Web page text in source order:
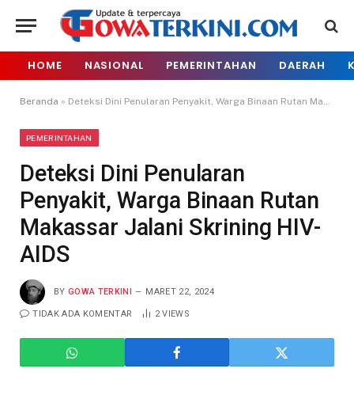
HOME NASIONAL PEMERINTAHAN DAERAH
Beranda » Deteksi Dini Penularan Penyakit, Warga Binaan Rutan Makassar Jalani Skrining HIV-AIDS
PEMERINTAHAN
Deteksi Dini Penularan
Penyakit, Warga Binaan Rutan
Makassar Jalani Skrining HIV-
AIDS
BY GOWA TERKINI MARET 22, 2024
TIDAK ADA KOMENTAR 2VIEWS